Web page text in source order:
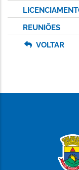
REUNIÕES
VOLTAR